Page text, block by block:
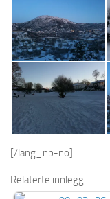
[/lang_nb-no]
Relaterte innlegg